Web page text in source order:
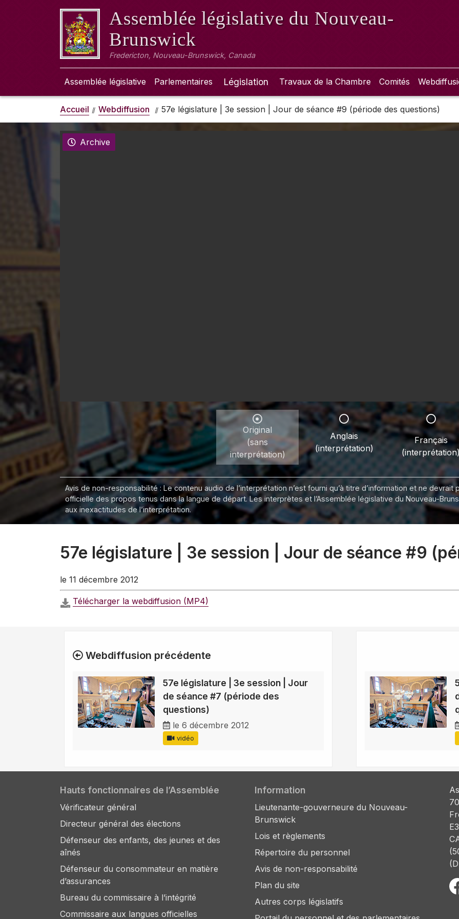
Assemblée législative du Nouveau-
Brunswick
Fredericton, Nouveau-Brunswick, Canada
Assemblée législative Parlementaires Législation Travaux de la Chambre Comités
Accueil Webdiffusion 57e législature | 3e session | Jour de séance #9 (période des questions)
Archive
Original
(sans
interprétation)
Anglais
(interprétation)
Français
Avis de non-responsabilité : Le contenu audio de l’interprétation n’est fourni qu’à titre d’information et ne
officielle des propos tenus dans la langue de départ. Les interprètes et l’Assemblée législative du Nouveau-
aux inexactitudes de l’interprétation.
57e législature | 3e session | Jour de séance #9
le 11 décembre 2012
Télécharger la webdiffusion (MP4)
Webdiffusion précédente
57e législature | 3e session | Jour
de séance #7 (période des
questions)
le 6 décembre 2012
vidéo
Hauts fonctionnaires de l’Assemblée
Vérificateur général
Directeur général des élections
Défenseur des enfants, des jeunes et des
aînés
Défenseur du consommateur en matière
d’assurances
Bureau du commissaire à l’intégrité
Commissaire aux langues officielles
Information
Lieutenante-gouverneure du Nouveau-
Brunswick
Lois et règlements
Répertoire du personnel
Avis de non-responsabilité
Plan du site
Autres corps législatifs